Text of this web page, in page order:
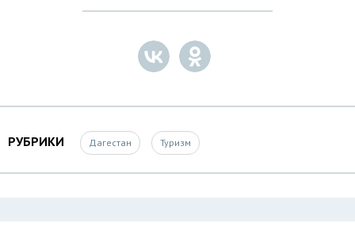
РУБРИКИ Дагестан Туризм